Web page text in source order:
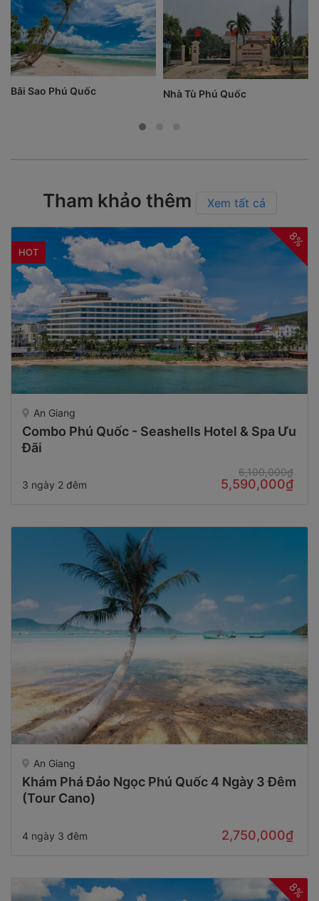
Bãi Sao Phú Quốc Nhà Tù Phú Quốc
Tham khảo thêm Xem tất cả
8%
HOT
An Giang
Combo Phú Quốc - Seashells Hotel & Spa Ưu
Đãi
3 ngày 2 đêm
6,100,000₫
5,590,000₫
An Giang
Khám Phá Đảo Ngọc Phú Quốc 4 Ngày 3 Đêm
(Tour Cano)
4 ngày 3 đêm 2,750,000₫
8%